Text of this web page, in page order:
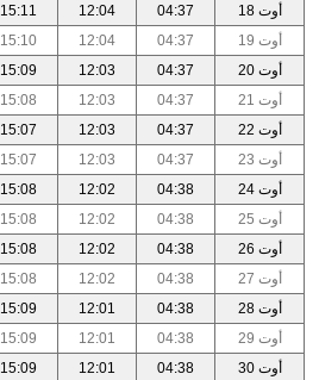
أوت 18
04:37
12:04
15:11
أوت 19
04:37
12:04
15:10
أوت 20
04:37
12:03
15:09
أوت 21
04:37
12:03
15:08
أوت 22
04:37
12:03
15:07
أوت 23
04:37
12:03
15:07
أوت 24
04:38
12:02
15:08
أوت 25
04:38
12:02
15:08
أوت 26
04:38
12:02
15:08
أوت 27
04:38
12:02
15:08
أوت 28
04:38
12:01
15:09
أوت 29
04:38
12:01
15:09
أوت 30
04:38
12:01
15:09